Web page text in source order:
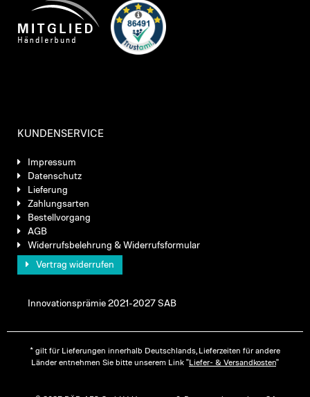
KUNDENSERVICE
Impressum
Datenschutz
Lieferung
Zahlungsarten
Bestellvorgang
AGB
Widerrufsbelehrung & Widerrufsformular
Vertrag widerrufen
Innovationsprämie 2021-2027 SAB
* gilt für Lieferungen innerhalb Deutschlands, Lieferzeiten für andere
Länder entnehmen Sie bitte unserem Link "Liefer- & Versandkosten"